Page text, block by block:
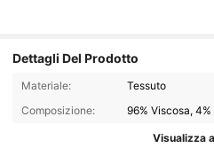
Dettagli Del Prodotto
Materiale:
Tessuto
Composizione:
96% Viscosa, 4%
Visualizza